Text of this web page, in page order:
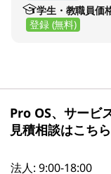
学生・教職員価
登録 (無料)
Pro OS、サービ
見積相談はこちら
法人: 9:00-18:00